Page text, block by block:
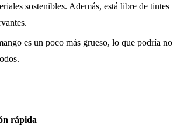
sostenibles. Además, está libre de tintes
es un poco más grueso, lo que podría no
rápida